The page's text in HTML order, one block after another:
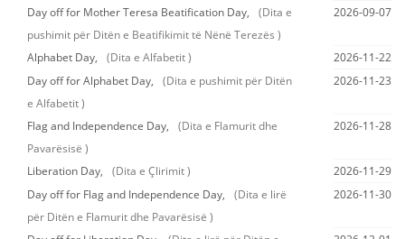
Day off for Mother Teresa Beatification Day,
(Dita e
pushimit për Ditën e Beatifikimit të Nënë Terezës )
2026-09-07
Alphabet Day, (Dita e Alfabetit )
2026-11-22
Day off for Alphabet Day,
(Dita e pushimit për Ditën
e Alfabetit )
2026-11-23
Flag and Independence Day,
(Dita e Flamurit dhe
Pavarësisë )
2026-11-28
Liberation Day, (Dita e Çlirimit )
2026-11-29
Day off for Flag and Independence Day,
(Dita e lirë
për Ditën e Flamurit dhe Pavarësisë )
2026-11-30